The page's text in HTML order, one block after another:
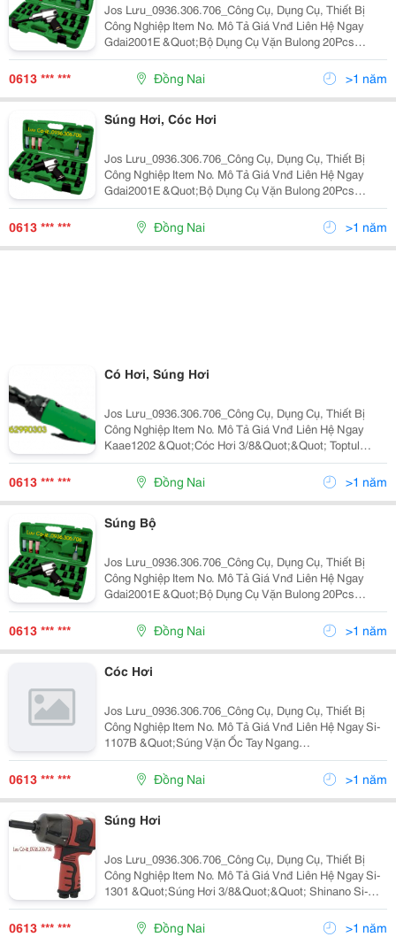
Jos Lưu_0936.306.706_Công Cụ, Dụng Cụ, Thiết Bị
Công Nghiệp Item No. Mô Tả Giá Vnđ Liên Hệ Ngay
Gdai2001E &Quot;Bộ Dụng Cụ Vặn Bulong 20Pcs
1/2&Quot;&Quot; Toptul Gdai2001E Súng Bắn Bulon
Kaaa1650B,Tuýp Lục Giác 1/2&Quot;&Quot; Tuýp Đen
Lục Giác Kab
0613 *** *** Đồng Nai >1 năm
Súng Hơi, Cóc Hơi
Jos Lưu_0936.306.706_Công Cụ, Dụng Cụ, Thiết Bị
Công Nghiệp Item No. Mô Tả Giá Vnđ Liên Hệ Ngay
Gdai2001E &Quot;Bộ Dụng Cụ Vặn Bulong 20Pcs
1/2&Quot;&Quot; Toptul Gdai2001E Súng Bắn Bulon
Kaaa1650B,Tuýp Lục Giác 1/2&Quot;&Quot; Tuýp Đen
Lục Giác Kab
0613 *** *** Đồng Nai >1 năm
Có Hơi, Súng Hơi
Jos Lưu_0936.306.706_Công Cụ, Dụng Cụ, Thiết Bị
Công Nghiệp Item No. Mô Tả Giá Vnđ Liên Hệ Ngay
Kaae1202 &Quot;Cóc Hơi 3/8&Quot;&Quot; Toptul
Kaae1202 20Ft-Lb(Max 30Ft-Lb) Dải Cân Lực :
&Quot;&Quot;30 Ft-Lb/41 Nm, Tốc Độ Không Tải: 350
Rpm, Áp Suất
0613 *** *** Đồng Nai >1 năm
Súng Bộ
Jos Lưu_0936.306.706_Công Cụ, Dụng Cụ, Thiết Bị
Công Nghiệp Item No. Mô Tả Giá Vnđ Liên Hệ Ngay
Gdai2001E &Quot;Bộ Dụng Cụ Vặn Bulong 20Pcs
1/2&Quot;&Quot; Toptul Gdai2001E Súng Bắn Bulon
Kaaa1650B,Tuýp Lục Giác 1/2&Quot;&Quot; Tuýp Đen
Lục Giác Kab
0613 *** *** Đồng Nai >1 năm
Cóc Hơi
Jos Lưu_0936.306.706_Công Cụ, Dụng Cụ, Thiết Bị
Công Nghiệp Item No. Mô Tả Giá Vnđ Liên Hệ Ngay Si-
1107B &Quot;Súng Vặn Ốc Tay Ngang
1/4&Quot;&Quot; Shinano Si-1107B Kích Thước Đầu
Vặn: 1/4/(6.35)In/(Mm) Momen Xoắn Lớn Nhất: 30Nm
Momen Xoắ
0613 *** *** Đồng Nai >1 năm
Súng Hơi
Jos Lưu_0936.306.706_Công Cụ, Dụng Cụ, Thiết Bị
Công Nghiệp Item No. Mô Tả Giá Vnđ Liên Hệ Ngay Si-
1301 &Quot;Súng Hơi 3/8&Quot;&Quot; Shinano Si-
1301 Moomen Xoắn Cực Đại Nm(Ft-Lb) : 70(52)Nm Mô
Men Xoắn Khi Làm Việc Nm(Ft-Lb) : 0-65(0-48)
0613 *** *** Đồng Nai >1 năm